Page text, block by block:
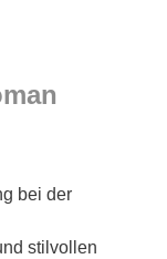
bei der
stilvollen